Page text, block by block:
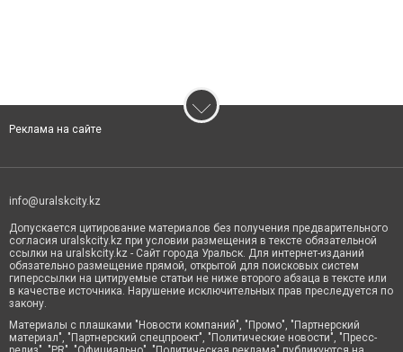
Реклама на сайте
info@uralskcity.kz
Допускается цитирование материалов без получения предварительного
согласия uralskcity.kz при условии размещения в тексте обязательной
ссылки на uralskcity.kz - Сайт города Уральск. Для интернет-изданий
обязательно размещение прямой, открытой для поисковых систем
гиперссылки на цитируемые статьи не ниже второго абзаца в тексте или
в качестве источника. Нарушение исключительных прав преследуется по
закону.
Материалы с плашками "Новости компаний", "Промо", "Партнерский
материал", "Партнерский спецпроект", "Политические новости", "Пресс-